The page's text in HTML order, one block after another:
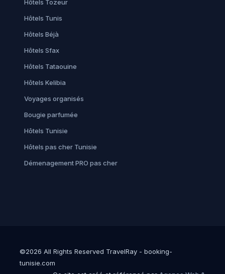
Hôtels Tozeur
Hôtels Tunis
Hôtels Béjà
Hôtels Sfax
Hôtels Tataouine
Hôtels Kelibia
Voyages organisés
Bougie parfumée
Hôtels Tunisie
Hôtels pas cher Tunisie
Démenagement PRO pas cher
©2026 All Rights Reserved TravelRay - booking-
tunisie.com